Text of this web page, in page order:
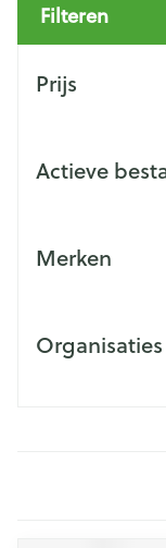
Filteren
Prijs
Actieve
Merken
Organisaties